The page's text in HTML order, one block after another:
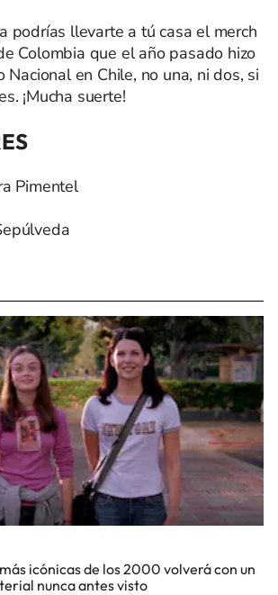
podrías llevarte a tú casa el merch
Colombia que el año pasado hizo
Nacional en Chile, no una, ni dos, si
¡Mucha suerte!
Pimentel
icónicas de los 2000 volverá con un
nunca antes visto